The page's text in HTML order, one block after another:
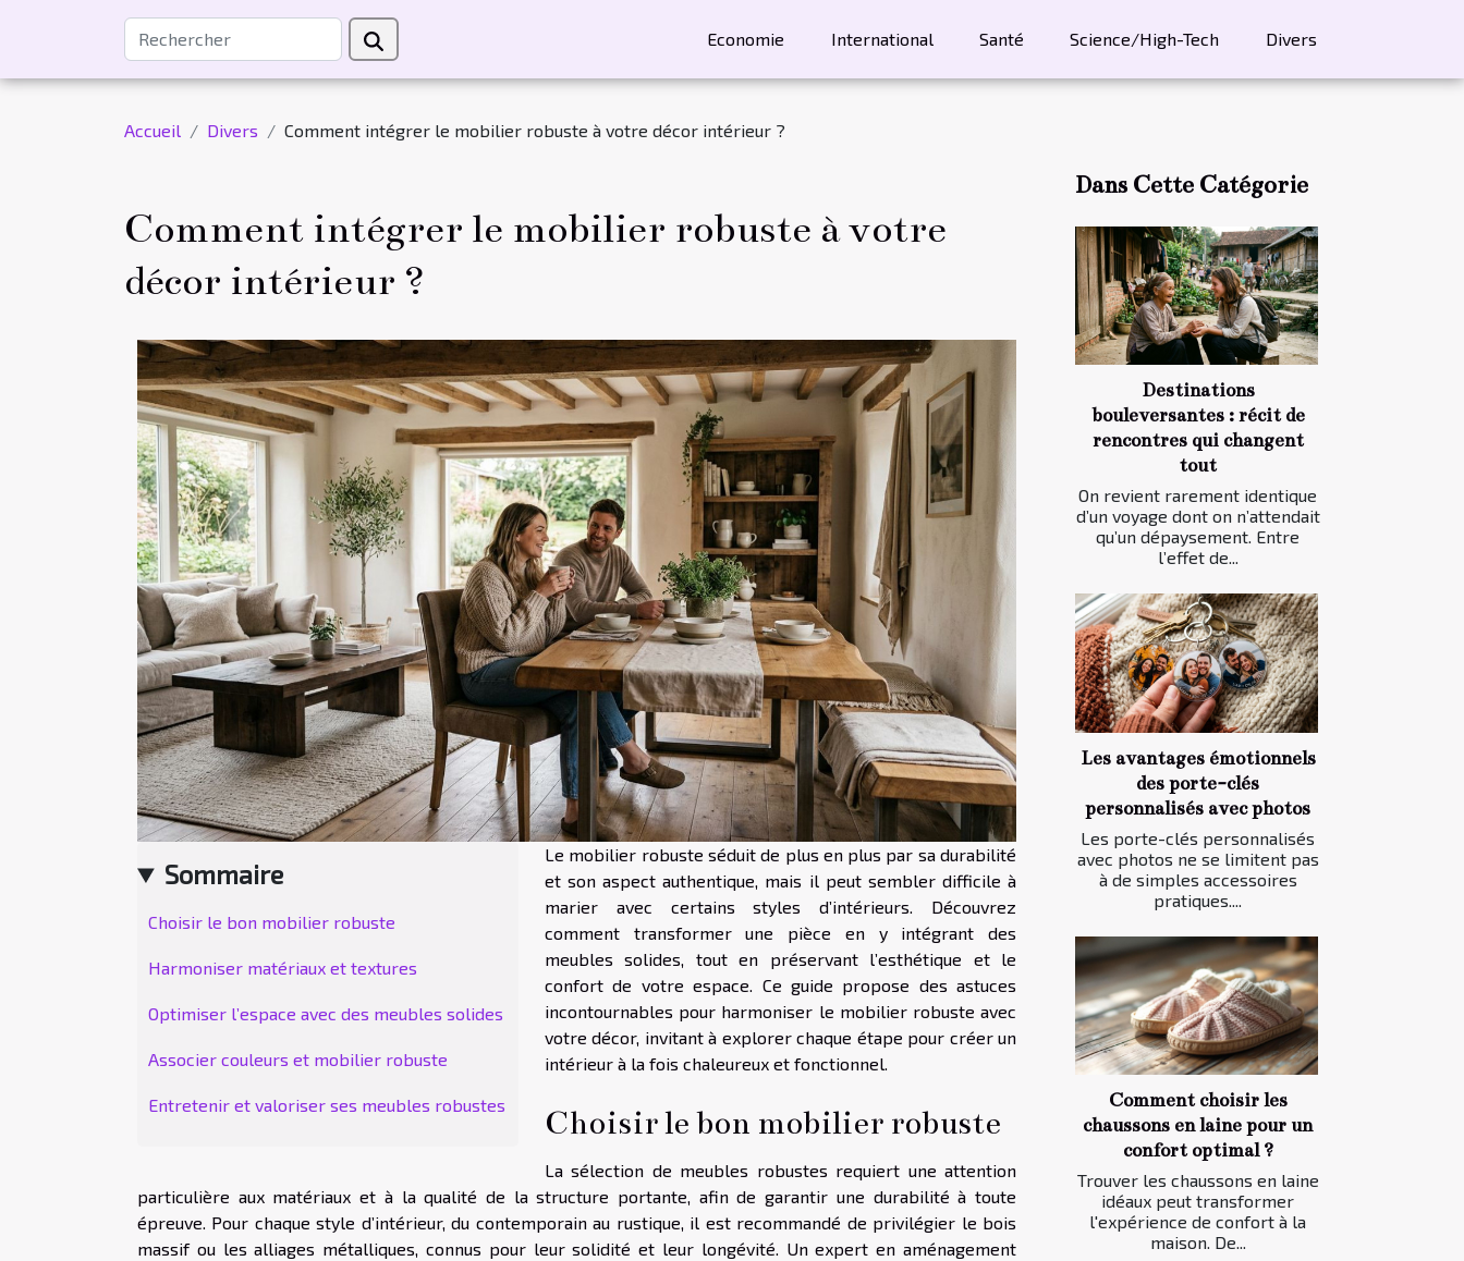
Economie International Santé Science/High-Tech Divers
Accueil Divers Comment intégrer le mobilier robuste à votre décor intérieur ?
Comment intégrer le mobilier robuste à votre
décor intérieur ?
Sommaire
Choisir le bon mobilier robuste
Harmoniser matériaux et textures
Optimiser l’espace avec des meubles solides
Associer couleurs et mobilier robuste
Entretenir et valoriser ses meubles robustes
Le mobilier robuste séduit de plus en plus par sa durabilité
et son aspect authentique, mais il peut sembler difficile à
marier avec certains styles d’intérieurs. Découvrez
comment transformer une pièce en y intégrant des
meubles solides, tout en préservant l’esthétique et le
confort de votre espace. Ce guide propose des astuces
incontournables pour harmoniser le mobilier robuste avec
votre décor, invitant à explorer chaque étape pour créer un
intérieur à la fois chaleureux et fonctionnel.
Choisir le bon mobilier robuste
La sélection de meubles robustes requiert une attention
particulière aux matériaux et à la qualité de la structure portante, afin de garantir une durabilité à toute
épreuve. Pour chaque style d’intérieur, du contemporain au rustique, il est recommandé de privilégier le bois
massif ou les alliages métalliques, connus pour leur solidité et leur longévité. Un expert en aménagement
Dans Cette Catégorie
Destinations
bouleversantes : récit de
rencontres qui changent
tout
On revient rarement identique
d’un voyage dont on n’attendait
qu’un dépaysement. Entre
l’effet de...
Les avantages émotionnels
des porte-clés
personnalisés avec photos
Les porte-clés personnalisés
avec photos ne se limitent pas
à de simples accessoires
pratiques....
Comment choisir les
chaussons en laine pour un
confort optimal ?
Trouver les chaussons en laine
idéaux peut transformer
l'expérience de confort à la
maison. De...